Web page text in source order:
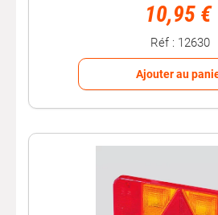
10,95 €
Réf : 12630
Ajouter au